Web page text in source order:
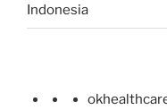
Indonesia